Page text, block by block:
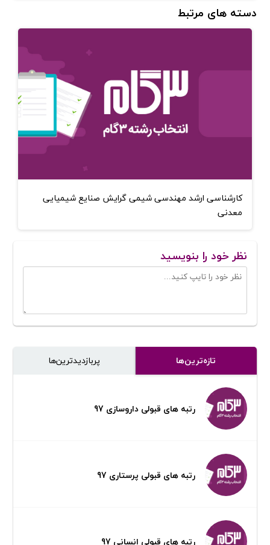
دسته های مرتبط
کارشناسی ارشد مهندسی شیمی گرایش صنایع شیمیایی
معدنی
نظر خود را بنویسید
تازه‌ترین‌ها پر‌بازدیدترین‌ها
رتبه های قبولی داروسازی 97
رتبه های قبولی پرستاری 97
رتبه های قبولی انسانی 97